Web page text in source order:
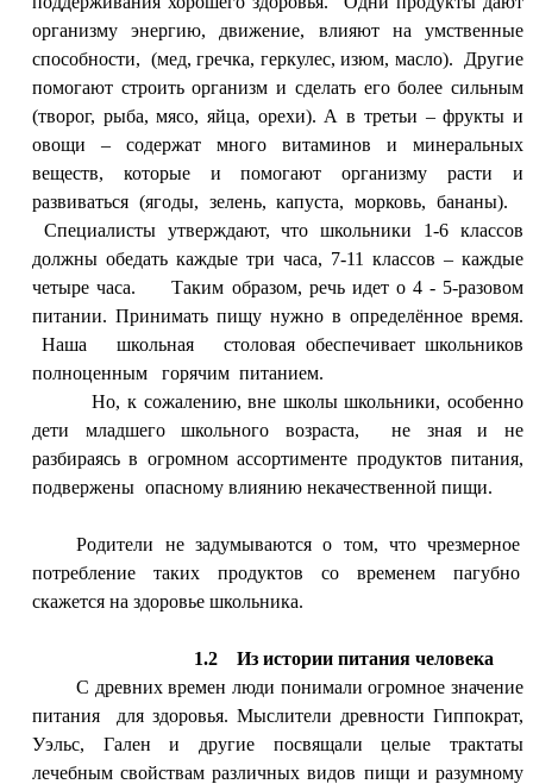
организму энергию, движение, влияют на умственные
способности, (мед, гречка, геркулес, изюм, масло). Другие
помогают строить организм и сделать его более сильным
(творог, рыба, мясо, яйца, орехи). А в третьи – фрукты и
овощи – содержат много витаминов и минеральных
веществ, которые и помогают организму расти и
развиваться (ягоды, зелень, капуста, морковь, бананы).
Специалисты утверждают, что школьники 1-6 классов
должны обедать каждые три часа, 7-11 классов – каждые
четыре часа. Таким образом, речь идет о 4 - 5-разовом
питании. Принимать пищу нужно в определённое время.
Наша школьная столовая обеспечивает школьников
полноценным горячим питанием.
Но, к сожалению, вне школы школьники, особенно
дети младшего школьного возраста, не зная и не
разбираясь в огромном ассортименте продуктов питания,
подвержены опасному влиянию некачественной пищи.
Родители не задумываются о том, что чрезмерное
потребление таких продуктов со временем пагубно
скажется на здоровье школьника.
1.2 Из истории питания человека
С древних времен люди понимали огромное значение
питания для здоровья. Мыслители древности Гиппократ,
Уэльс, Гален и другие посвящали целые трактаты
лечебным свойствам различных видов пищи и разумному